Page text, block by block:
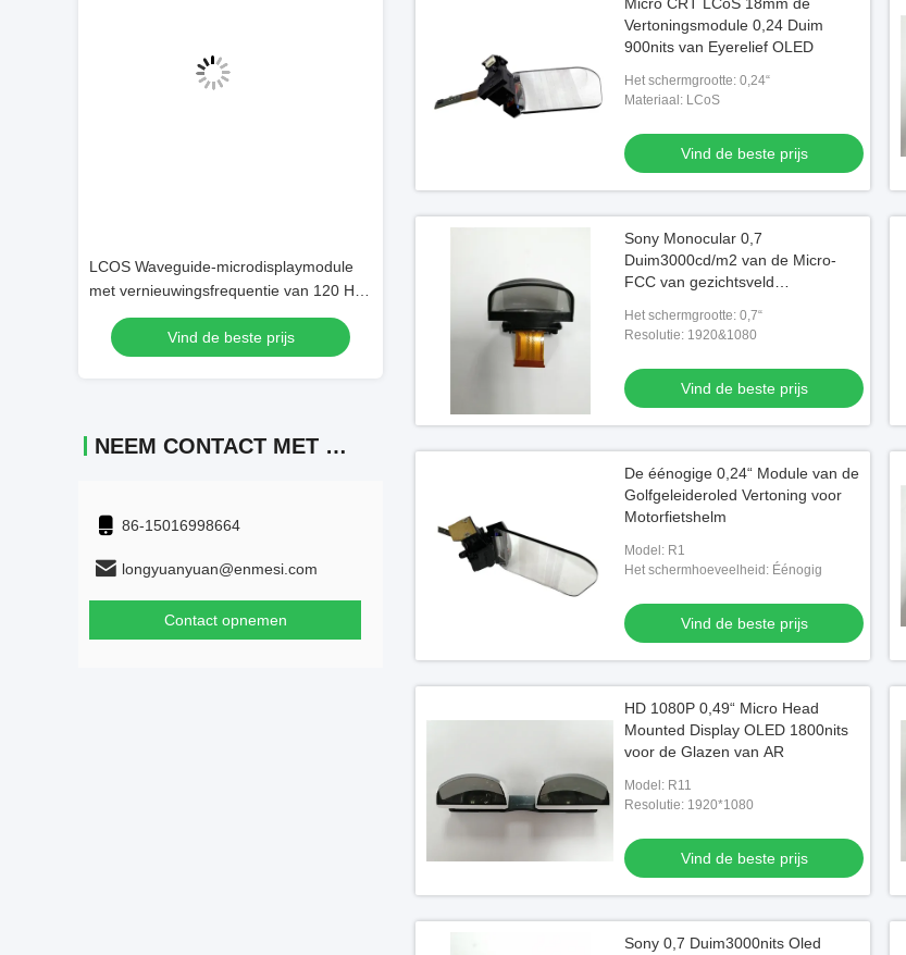
LCOS Waveguide-microdisplaymodule
met vernieuwingsfrequentie van 120 Hz,
gezichtsveld van 40° en resolutie van
1920 x 1080Vind de beste prijs
AR/VR Smart Glasses met Android 11
Vind de beste prijs
Video
210 inch 1080P OLED 50 Grade FOV
AR bril MR video bril met USB-C
Vind de beste prijs
NEEM CONTACT MET ONS OP
86-15016998664
longyuanyuan@enmesi.com
Contact opnemen
Vertoningsmodule 0,24 Duim
900nits van Eyerelief OLED
Het schermgrootte: 0,24“
Materiaal: LCoS
Vind de beste prijs
Sony Monocular 0,7
Duim3000cd/m2 van de Micro-
FCC van gezichtsveld
Het schermgrootte: 0,7“
Resolutie: 1920&1080
Vind de beste prijs
De éénogige 0,24“ Module van de
Golfgeleideroled Vertoning voor
Motorfietshelm
Model: R1
Het schermhoeveelheid: Éénogig
Vind de beste prijs
HD 1080P 0,49“ Micro Head
Mounted Display OLED 1800nits
voor de Glazen van AR
Model: R11
Resolutie: 1920*1080
Vind de beste prijs
Sony 0,7 Duim3000nits Oled